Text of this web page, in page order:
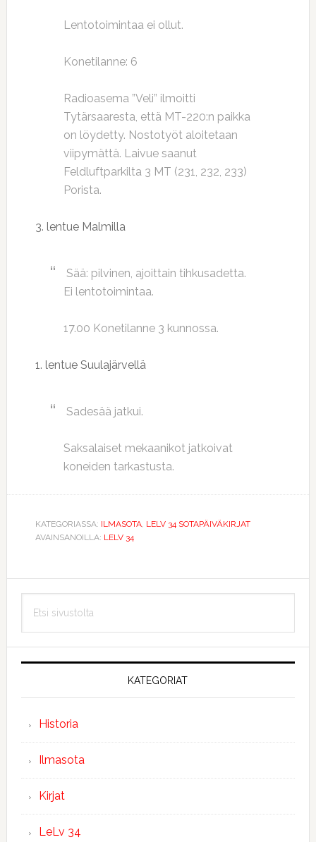
Lentotoimintaa ei ollut.
Konetilanne: 6
Radioasema ”Veli” ilmoitti
Tytärsaaresta, että MT-220:n paikka
on löydetty. Nostotyöt aloitetaan
viipymättä. Laivue saanut
Feldluftparkilta 3 MT (231, 232, 233)
Porista.
3. lentue Malmilla
Sää: pilvinen, ajoittain tihkusadetta.
Ei lentotoimintaa.
17.00 Konetilanne 3 kunnossa.
1. lentue Suulajärvellä
Sadesää jatkui.
Saksalaiset mekaanikot jatkoivat
koneiden tarkastusta.
KATEGORIASSA: ILMASOTA, LELV 34 SOTAPÄIVÄKIRJAT
AVAINSANOILLA: LELV 34
Ensisijainen
sivupalkki
sivustolta
KATEGORIAT
Historia
Ilmasota
Kirjat
LeLv 34